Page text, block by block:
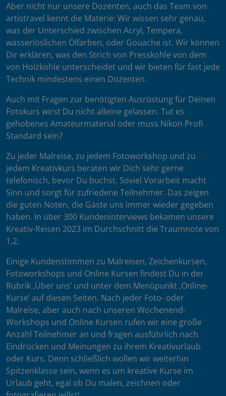
Aber nicht nur unsere Dozenten, auch das Team von
artistravel kennt die Materie: Wir wissen sehr genau,
was der Unterschied zwischen Acryl, Tempera,
wasserlöslichen Ölfarben, oder Gouache ist. Wir können
Dir erklären, was den Strich von Presskohle von dem
von Holzkohle unterscheidet und wir bieten für fast jede
Technik mindestens einen Dozenten.
Auch mit Fragen zur benötigten Ausrüstung für Deinen
Fotokurs wirst Du nicht alleine gelassen. Tut es
gehobenes Amateurmaterial oder muss Nikon Profi
Standard sein?
Zu jeder Malreise, zu jedem Fotoworkshop und zu
jedem Kreativkurs beraten wir Dich sehr gerne
telefonisch, bevor Du buchst. Soviel Vorarbeit macht
Sinn und sorgt für zufriedene Teilnehmer. Das zeigen
die guten Noten, die Gäste uns immer wieder gegeben
haben. In über 300 Kundeninterviews bekamen unsere
Kreativ-Reisen 2023 im Durchschnitt die Traumnote von
1,2.
Einige Kundenstimmen zu Malreisen, Zeichenkursen,
Fotoworkshops und Online Kursen findest Du in der
Rubrik ‚Über uns’ und unter dem Menüpunkt ‚Online-
Kurse’ auf diesen Seiten. Nach jeder Foto- oder
Malreise, aber auch nach unseren Wochenend-
Workshops und Online Kursen rufen wir eine große
Anzahl Teilnehmer an und fragen ausführlich nach
Eindrücken und Meinungen zu ihrem Kreativurlaub
oder Kurs. Denn schließlich wollen wir weiterhin
Spitzenklasse sein, wenn es um kreative Kurse im
Urlaub geht, egal ob Du malen, zeichnen oder